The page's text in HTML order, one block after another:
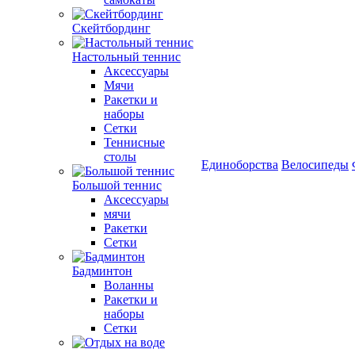
Скейтбординг
Настольный теннис
Аксессуары
Мячи
Ракетки и
наборы
Сетки
Теннисные
столы
Большой теннис
Аксессуары
мячи
Ракетки
Сетки
Бадминтон
Воланны
Ракетки и
наборы
Сетки
Единоборства Велосипеды